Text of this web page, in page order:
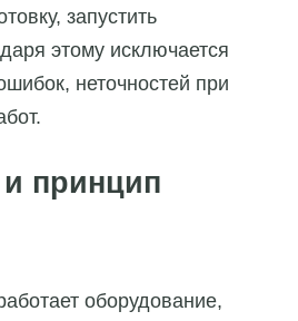
запустить
этому исключается
неточностей при
принцип
оборудование,